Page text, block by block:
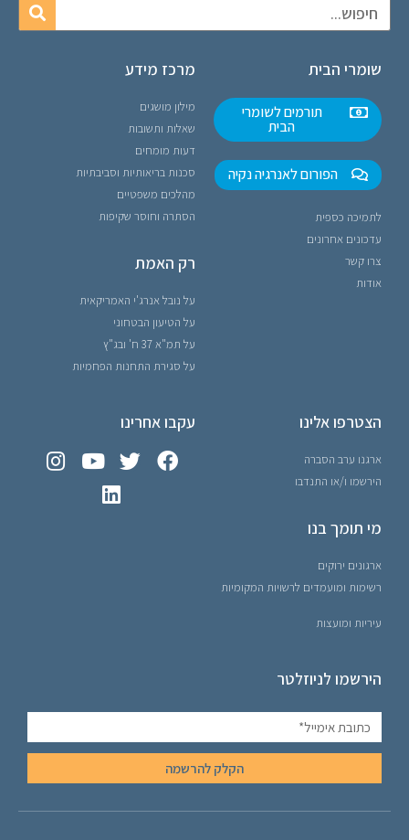
שומרי הבית
תורמים לשומרי
הבית
הפורום לאנרגיה נקיה
לתמיכה כספית
עדכונים אחרונים
צרו קשר
אודות
מרכז מידע
מילון מושגים
שאלות ותשובות
דעות מומחים
סכנות בריאותיות וסביבתיות
מהלכים משפטיים
הסתרה וחוסר שקיפות
רק האמת
על נובל אנרג'י האמריקאית
על הטיעון הבטחוני
על תמ"א 37 ח' ובג"ץ
על סגירת התחנות הפחמיות
הצטרפו אלינו
ארגנו ערב הסברה
הירשמו ו/או התנדבו
מי תומך בנו
ארגונים ירוקים
רשימות ומועמדים לרשויות המקומיות
עיריות ומועצות
עקבו אחרינו
הירשמו לניוזלטר
הקלק להרשמה